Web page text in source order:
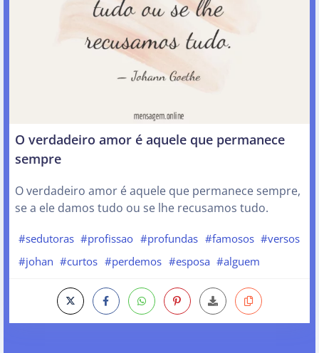
O verdadeiro amor é aquele que permanece
sempre
O verdadeiro amor é aquele que permanece sempre,
se a ele damos tudo ou se lhe recusamos tudo.
#sedutoras #profissao #profundas #famosos #versos
#johan #curtos #perdemos #esposa #alguem